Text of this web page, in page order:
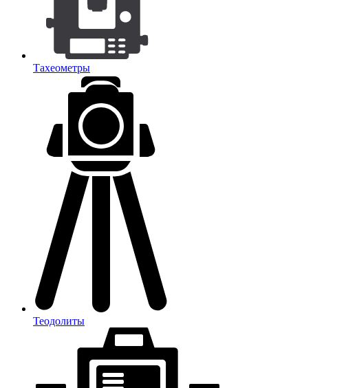
Тахеометры
Теодолиты